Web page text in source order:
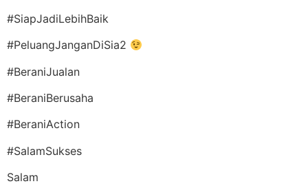
#SiapJadiLebihBaik
#PeluangJanganDiSia2
#BeraniJualan
#BeraniBerusaha
#BeraniAction
#SalamSukses
Salam